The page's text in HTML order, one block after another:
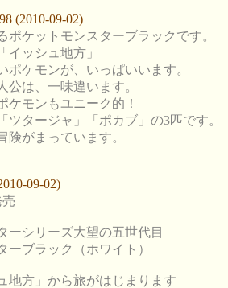
98 (2010-09-02)
ポケットモンスターブラックです。
イッシュ地方」
ポケモンが、いっぱいいます。
公は、一味違います。
ケモンもユニーク的！
ツタージャ」「ポカブ」の3匹です。
険がまっています。
09-02)
売
ーシリーズ大望の五世代目
ーブラック（ホワイト）
地方」から旅がはじまります